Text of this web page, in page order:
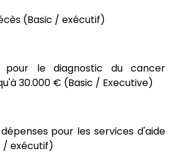
(Basic / exécutif)
pour le diagnostic du cancer
30.000 € (Basic / Executive)
pour les services d'aide
/ exécutif)